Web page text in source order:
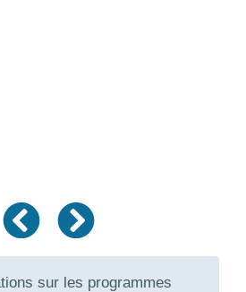
sur les programmes